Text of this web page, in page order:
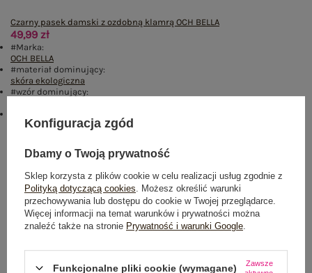
Czarny pasek damski z ozdobną klamrą OCH BELLA
49,99 zł
#Marka:
OCH BELLA
#materiał dominujący:
skóra ekologiczna
#wzór dominujący:
skóra ekologiczna
Rozmiar: L
Dostępny
Konfiguracja zgód
Dbamy o Twoją prywatność
Sklep korzysta z plików cookie w celu realizacji usług zgodnie z
Polityką dotyczącą cookies . Możesz określić warunki
przechowywania lub dostępu do cookie w Twojej przeglądarce.
Więcej informacji na temat warunków i prywatności można
znaleźć także na stronie Prywatność i warunki Google
Funkcjonalne pliki cookie (wymagane)
Zawsze